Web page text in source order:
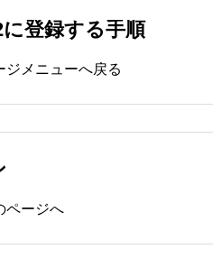
登録する手順
ジメニューへ戻る
ページへ